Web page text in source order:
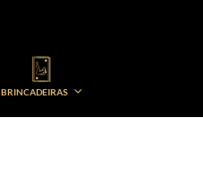
BRINCADEIRAS